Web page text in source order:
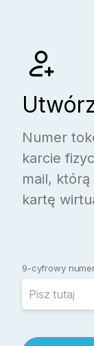
Numer
karcie
mail, którą
kartę
9-cyfrowy